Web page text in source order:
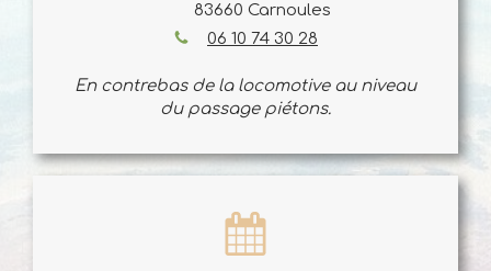
83660 Carnoules
06 10 74 30 28
En contrebas de la locomotive au niveau
du passage piétons.